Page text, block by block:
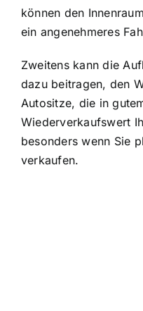
können den
ein angenehmeres
Zweitens kann die
dazu beitragen, den
Autositze, die in
Wiederverkaufswert
besonders wenn Sie
verkaufen.